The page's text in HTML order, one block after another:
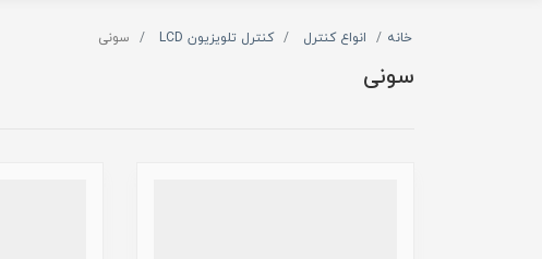
خانه انواع کنترل کنترل تلویزیون LCD سونی
سونی